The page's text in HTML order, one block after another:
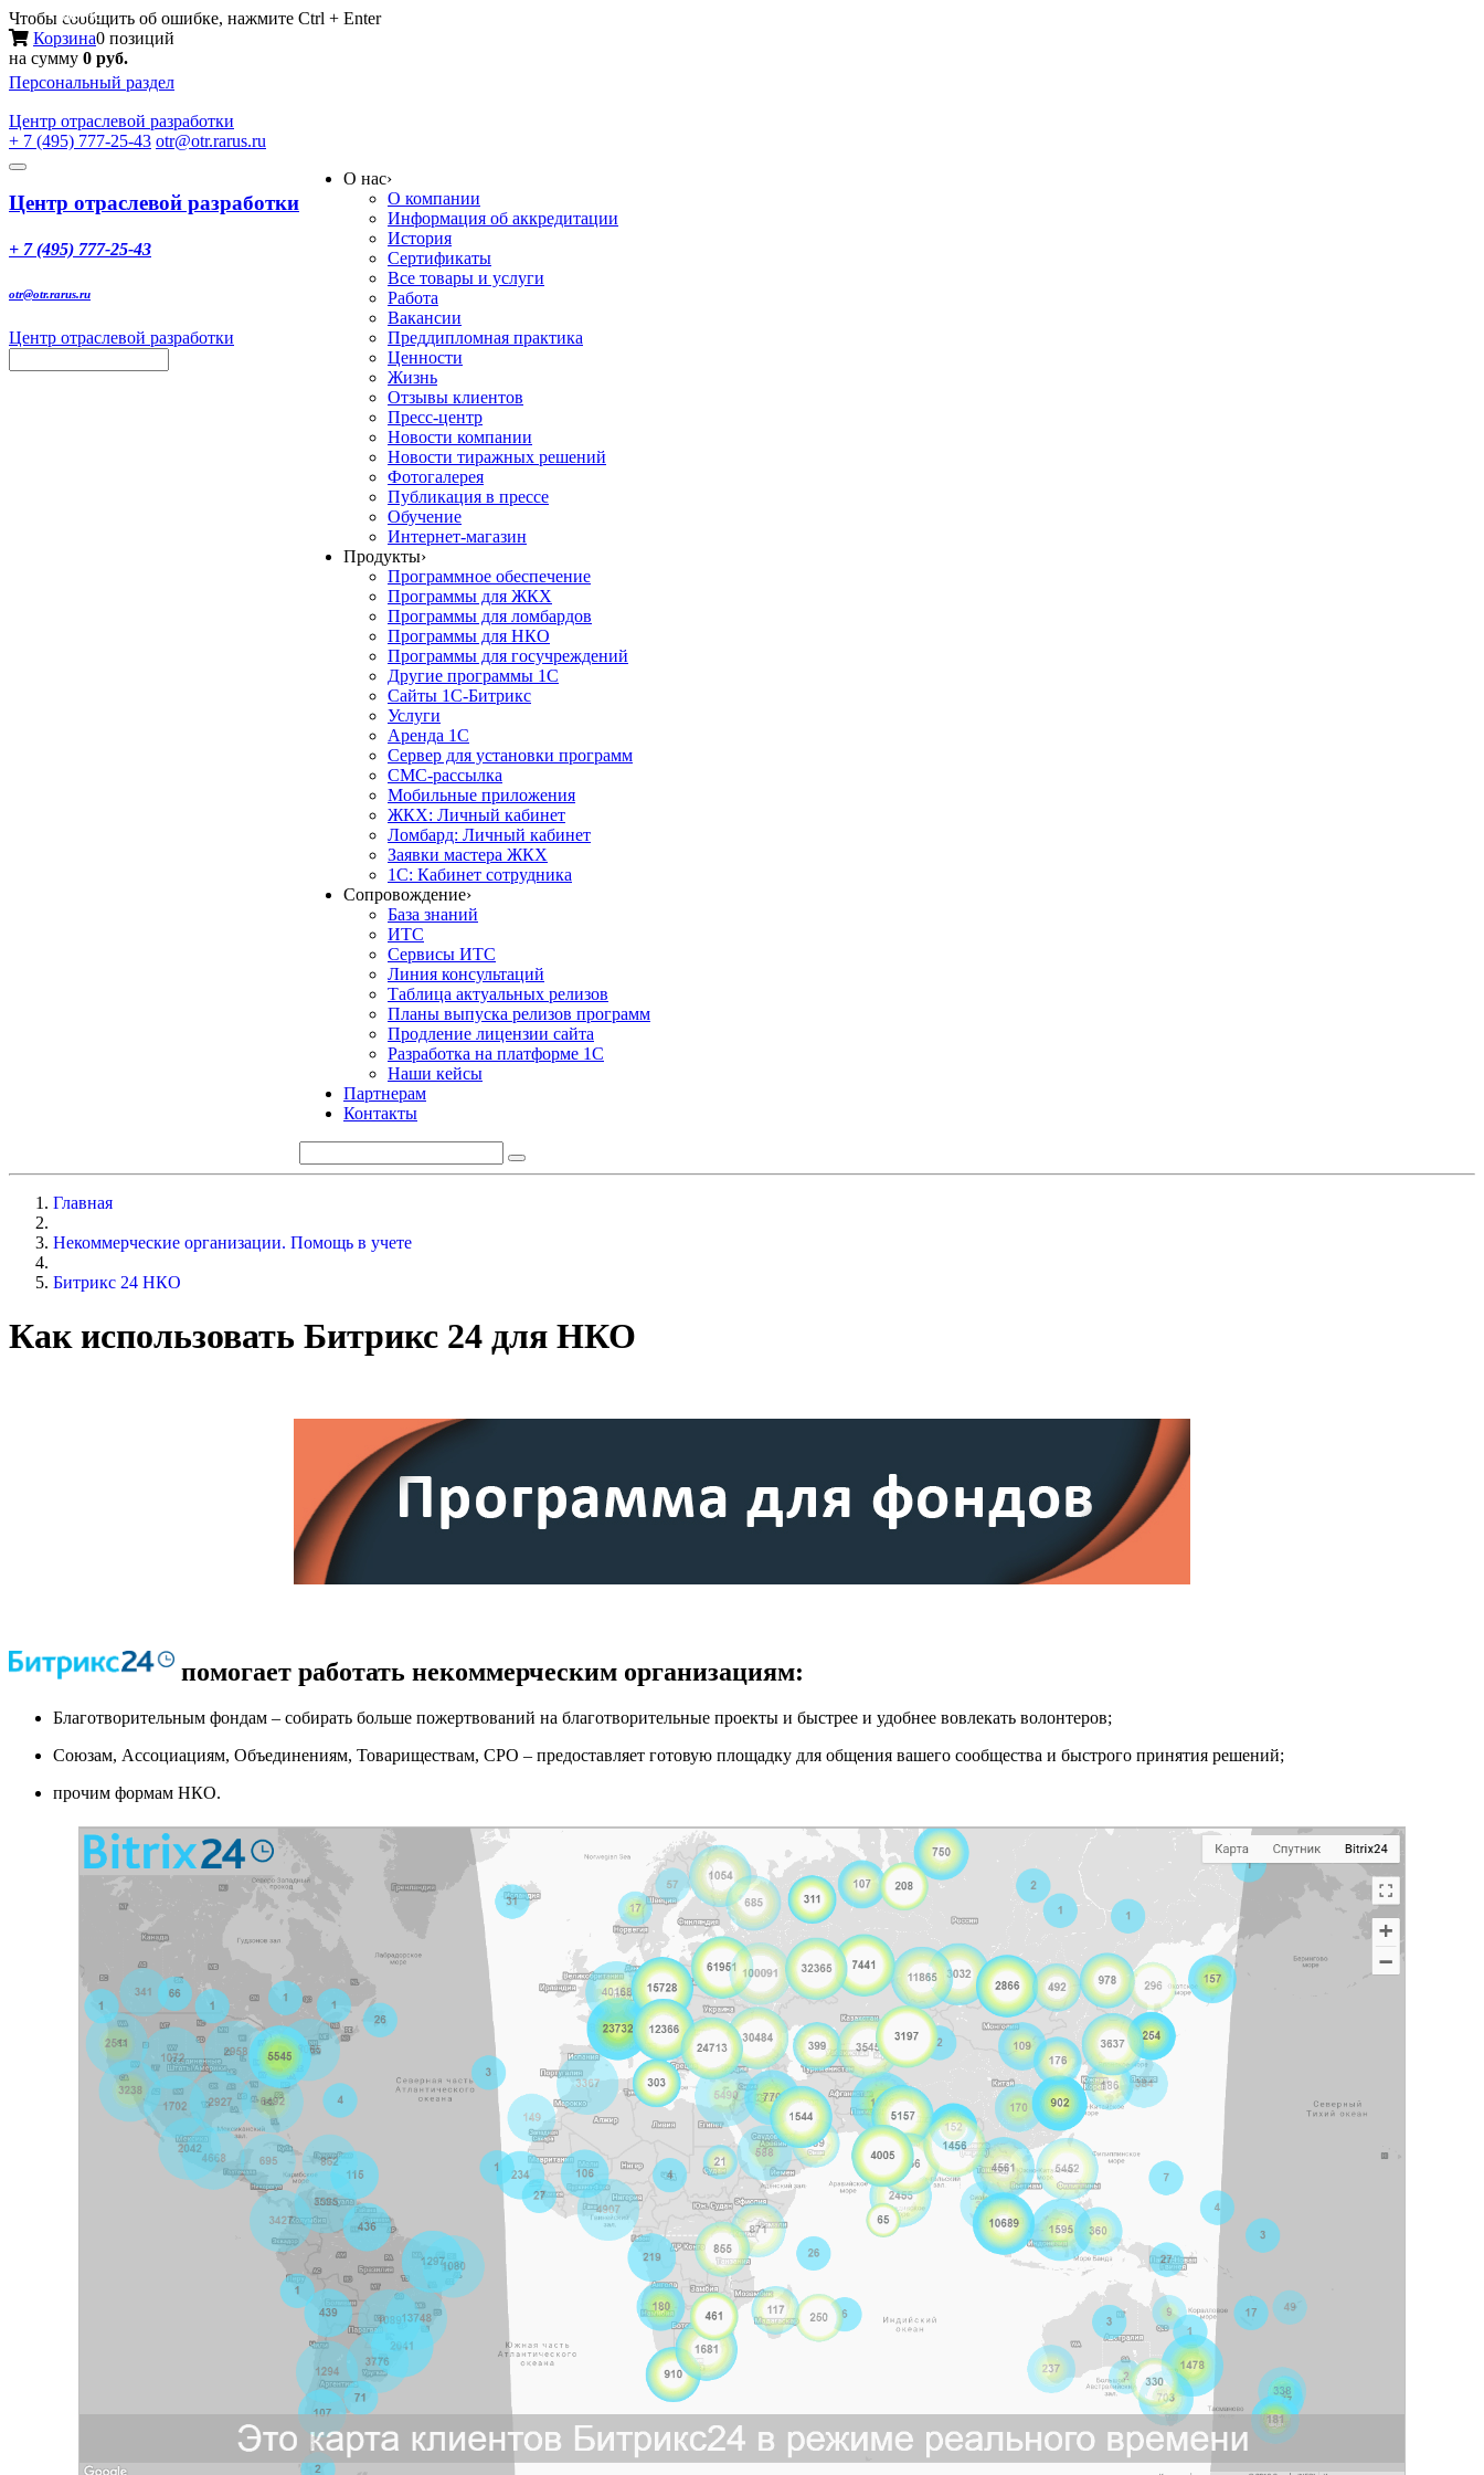
Чтобы сообщить об ошибке, нажмите Ctrl + Enter
Корзина0 позиций
на сумму 0 руб.
Персональный раздел
Центр отраслевой разработки
+ 7 (495) 777-25-43 otr@otr.rarus.ru
Toggle
Меню
Центр отраслевой разработки
+ 7 (495) 777-25-43
otr@otr.rarus.ru
Центр отраслевой разработки
О нас›
О компании
Информация об аккредитации
История
Сертификаты
Все товары и услуги
Работа
Вакансии
Преддипломная практика
Ценности
Жизнь
Отзывы клиентов
Пресс-центр
Новости компании
Новости тиражных решений
Фотогалерея
Публикация в прессе
Обучение
Интернет-магазин
Продукты›
Программное обеспечение
Программы для ЖКХ
Программы для ломбардов
Программы для НКО
Программы для госучреждений
Другие программы 1С
Сайты 1С-Битрикс
Услуги
Аренда 1С
Сервер для установки программ
СМС-рассылка
Мобильные приложения
ЖКХ: Личный кабинет
Ломбард: Личный кабинет
Заявки мастера ЖКХ
1С: Кабинет сотрудника
Сопровождение›
База знаний
ИТС
Сервисы ИТС
Линия консультаций
Таблица актуальных релизов
Планы выпуска релизов программ
Продление лицензии сайта
Разработка на платформе 1С
Наши кейсы
Партнерам
Контакты
Главная
Некоммерческие организации. Помощь в учете
Битрикс 24 НКО
Как использовать Битрикс 24 для НКО
помогает работать некоммерческим организациям:
Благотворительным фондам – собирать больше пожертвований на благотворительные проекты и быстрее и удобнее вовлекать волонтеров;
Союзам, Ассоциациям, Объединениям, Товариществам, СРО – предоставляет готовую площадку для общения вашего сообщества и быстрого принятия решений;
прочим формам НКО.